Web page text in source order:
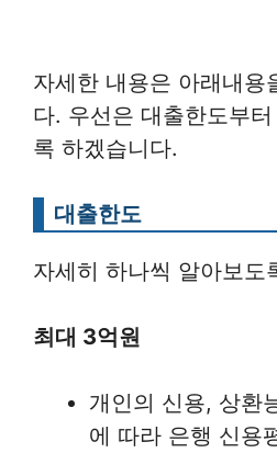
자세한 내용은 아래내용
다. 우선은 대출한도부
록 하겠습니다.
대출한도
자세히 하나씩 알아보도
최대 3억원
개인의 신용, 상환
에 따라 은행 신용